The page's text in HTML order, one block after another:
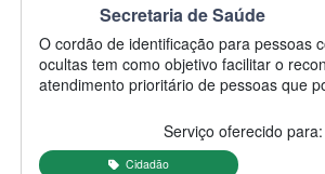
Secretaria/Autarquia
Secretaria de Saúde
Descrição do serviço:
O cordão de identificação para pessoas
ocultas tem como objetivo facilitar o
atendimento prioritário de pessoas que
promoção da inclusão, acessibilidade e
direitos.
Serviço oferecido para:
Cidadão